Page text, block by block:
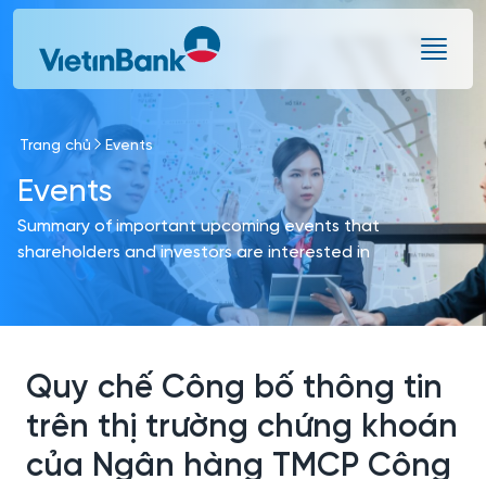
Skip to Main Content
Trang chủ Events
Events
Summary of important upcoming events that
shareholders and investors are interested in
Quy chế Công bố thông tin
trên thị trường chứng khoán
của Ngân hàng TMCP Công